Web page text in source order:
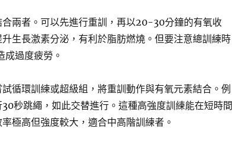
兩者。可以先進行重訓，再以20-30分鐘的有氧收
生長激素分泌，有利於脂肪燃燒。但要注意總訓練時
過度疲勞。
循環訓練或超級組，將重訓動作與有氧元素結合。例
秒跳繩，如此交替進行。這種高強度訓練能在短時間
極高但強度較大，適合中高階訓練者。